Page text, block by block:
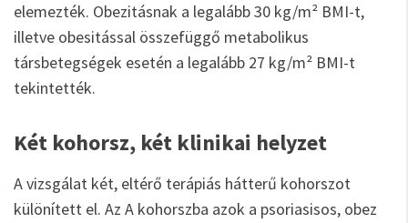
elemezték. Obezitásnak a legalább 30 kg/m² BMI-t,
illetve obesitással összefüggő metabolikus
társbetegségek esetén a legalább 27 kg/m² BMI-t
tekintették.
Két kohorsz, két klinikai helyzet
A vizsgálat két, eltérő terápiás hátterű kohorszot
különített el. Az A kohorszba azok a psoriasisos, obez